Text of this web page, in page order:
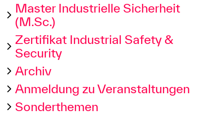
Master Industrielle Sicherheit
(M.Sc.)
Zertifikat Industrial Safety &
Security
Archiv
Anmeldung zu Veranstaltungen
Sonderthemen